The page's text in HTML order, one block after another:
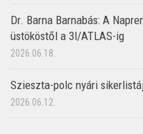
Dr. Barna Barnabás: A
üstököstől a 3I/ATLAS-ig
2026.06.18.
Szieszta-polc nyári
2026.06.12.